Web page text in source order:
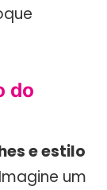
do
e estilo
Imagine um